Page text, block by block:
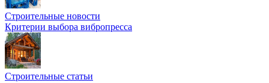
Строительные новости
Критерии выбора вибропресса
Строительные статьи